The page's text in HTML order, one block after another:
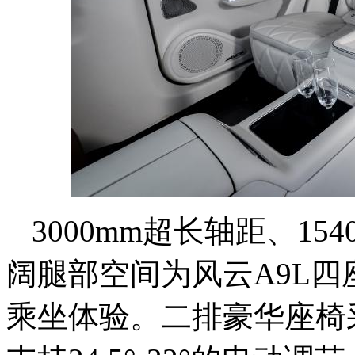
3000mm超长轴距、
阔腿部空间为风云A9L四
乘坐体验。二排豪华座